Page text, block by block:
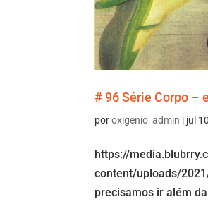
# 96 Série Corpo –
poroxigenio_admin | jul
https://
content/uploads/
precisamos ir além